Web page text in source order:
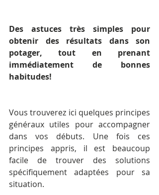
Des astuces très simples pour
obtenir des résultats dans son
potager, tout en prenant
immédiatement de bonnes
habitudes!
Vous trouverez ici quelques principes
généraux utiles pour accompagner
dans vos débuts. Une fois ces
principes appris, il est beaucoup
facile de trouver des solutions
spécifiquement adaptées pour sa
situation.